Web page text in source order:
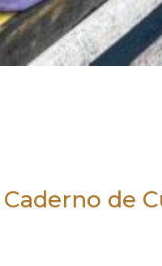
de